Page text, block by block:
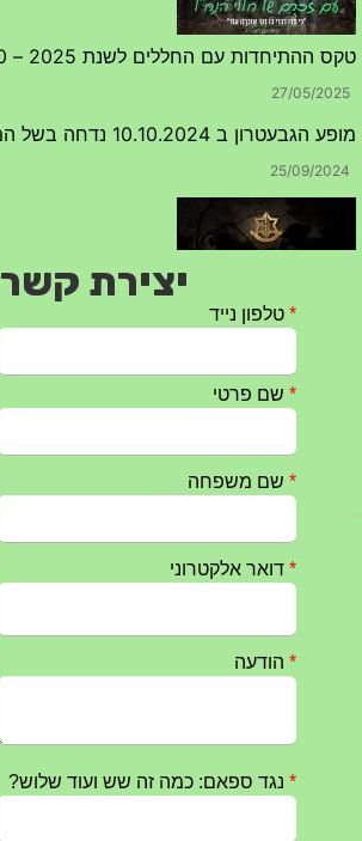
טקס ההתיחדות עם החללים לשנת 2025 – 10 יוני 2025
27/05/2025
מופע הגבעטרון ב 10.10.2024 נדחה בשל המצב הבטחוני
25/09/2024
חרבות ברזל – הודעה 1 – 14.10.2023
טקס ההתיחדות השנתי 2023 נערך ב 5/9/2023 באנדרטה
יצירת קשר